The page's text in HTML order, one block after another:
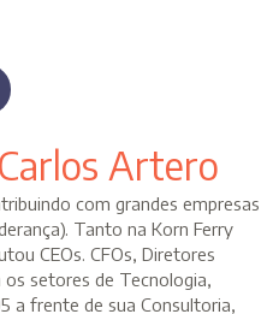
Artero
com grandes empresas
Tanto na Korn Ferry
CEOs. CFOs, Diretores
os setores de Tecnologia,
a frente de sua Consultoria,